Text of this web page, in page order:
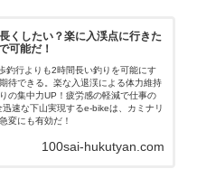
くしたい？楽に入渓点に行きた
可能だ！
釣行よりも2時間長い釣りを可能にす
待できる。楽な入退渓による体力維持
の集中力UP！疲労感の軽減で仕事の
速な下山実現するe-bikeは、カミナリ
変にも有効だ！
100sai-hukutyan.com